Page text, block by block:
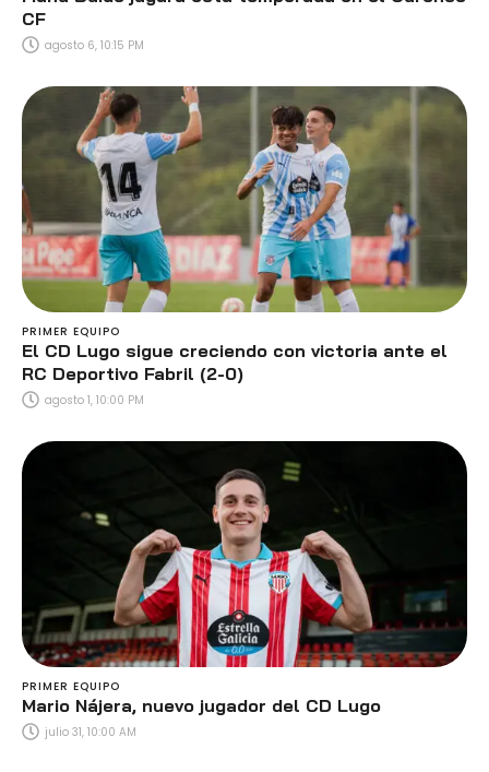
CF
agosto 6, 10:15 PM
PRIMER EQUIPO
El CD Lugo sigue creciendo con victoria ante el
RC Deportivo Fabril (2-0)
agosto 1, 10:00 PM
PRIMER EQUIPO
Mario Nájera, nuevo jugador del CD Lugo
julio 31, 10:00 AM